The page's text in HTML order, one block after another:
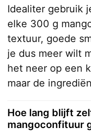
Idealiter gebruik
elke 300 g
textuur, goede
je dus meer wilt
het neer op een
maar de
Hoe lang blijft
mangoconfituur